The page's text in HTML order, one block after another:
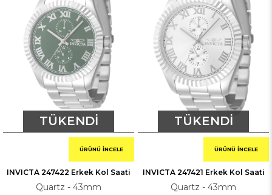
TÜKENDI
INVICTA 247422 Erkek Kol Saati
Quartz - 43mm
ÜRÜNÜ İNCELE
TÜKENDI
INVICTA 247421 Erkek Kol Saati
Quartz - 43mm
ÜRÜNÜ İNCELE